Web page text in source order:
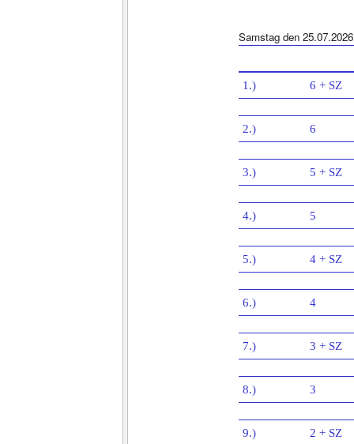
Samstag den 25.07.2026
1.) 6 + SZ
2.) 6
3.) 5 + SZ
4.) 5
5.) 4 + SZ
6.) 4
7.) 3 + SZ
8.) 3
9.) 2 + SZ